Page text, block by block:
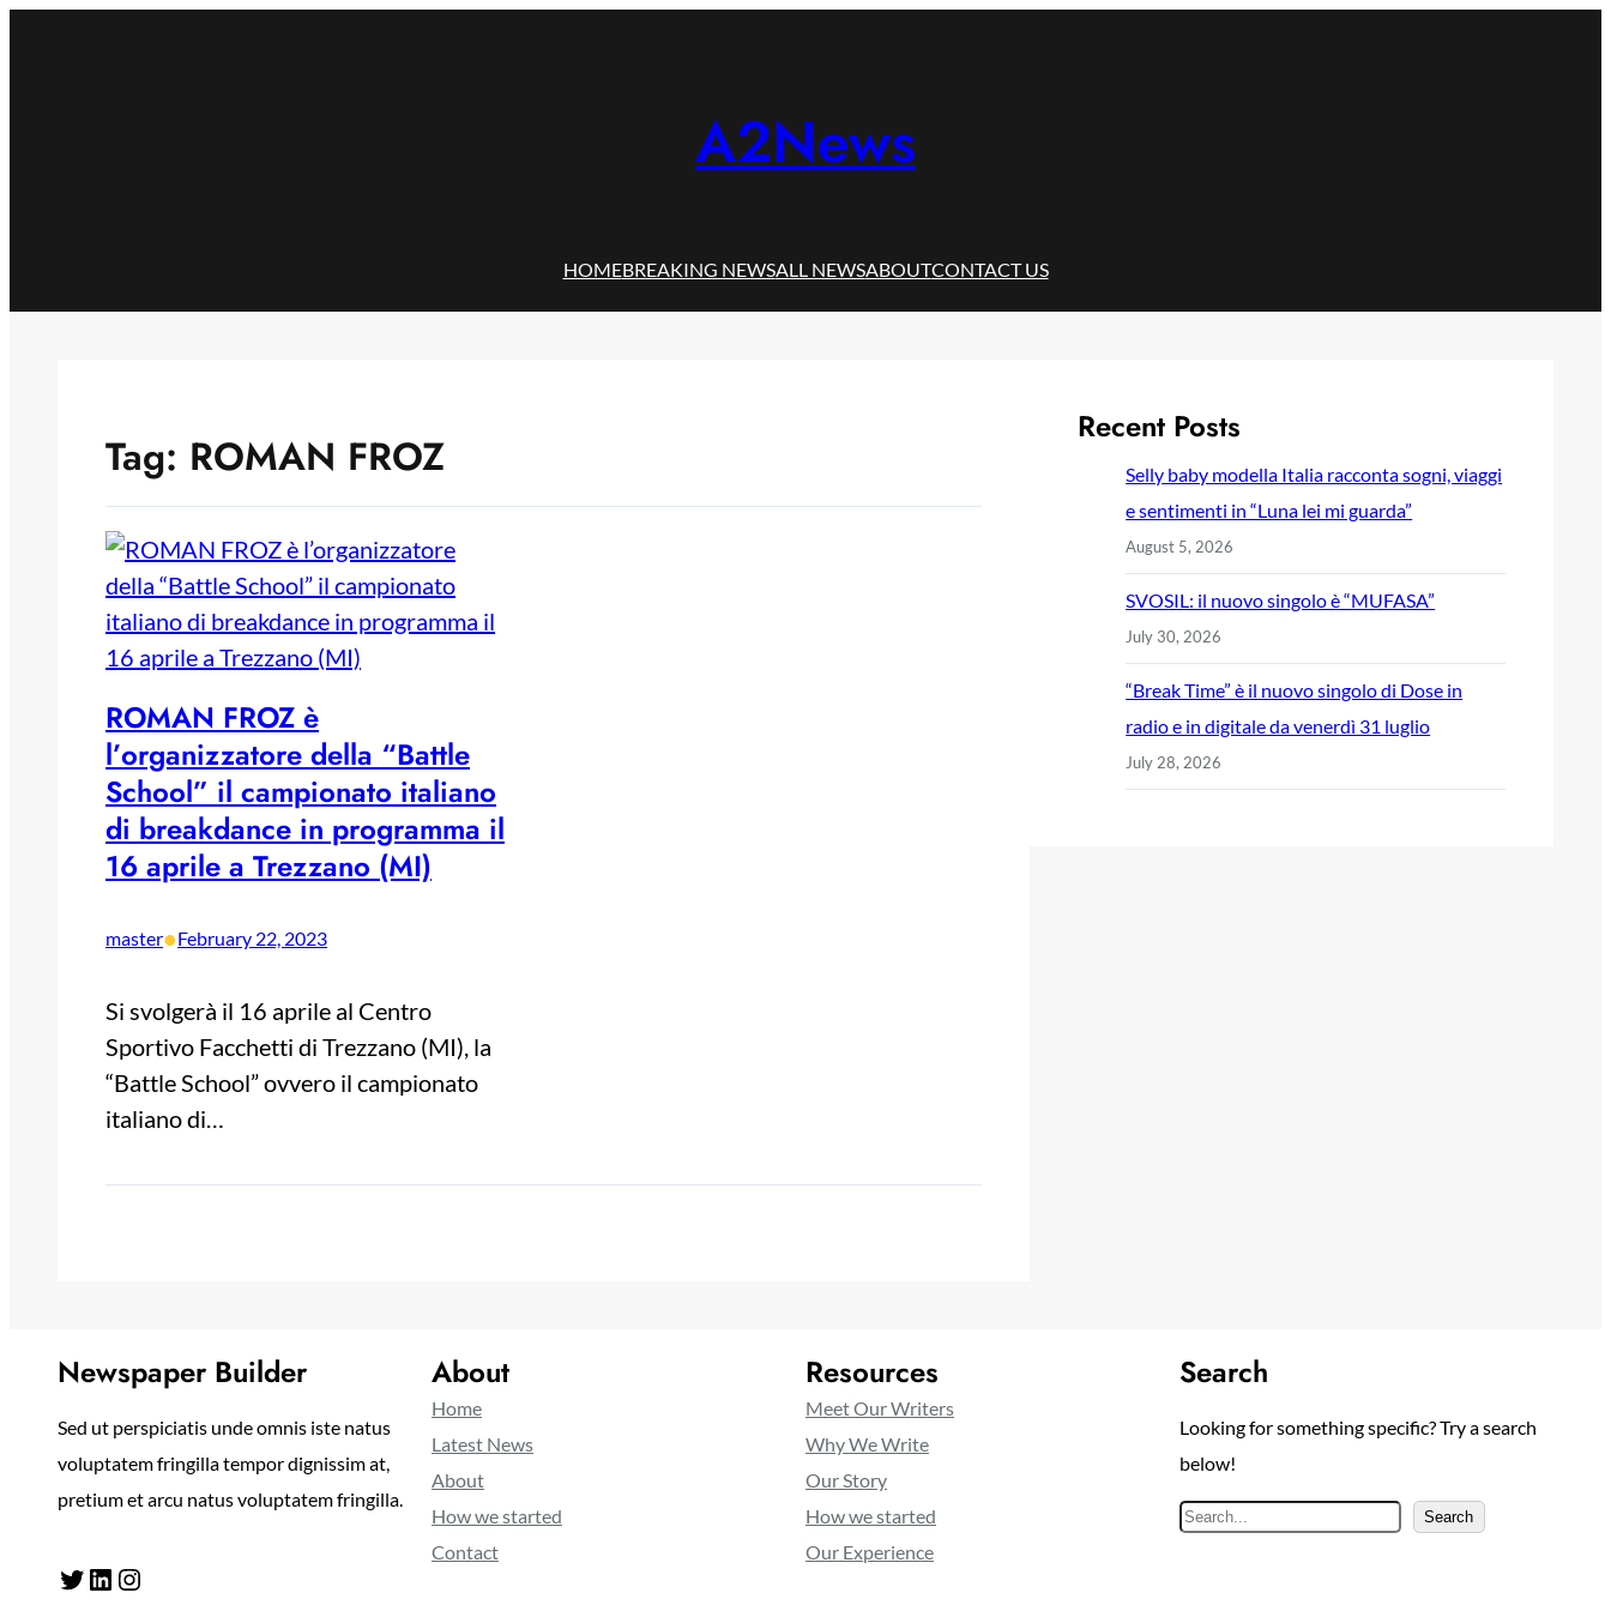
A2News
HOMEBREAKING NEWSALL NEWSABOUTCONTACT US
Tag: ROMAN FROZ
ROMAN FROZ è
l’organizzatore della “Battle
School” il campionato italiano
di breakdance in programma il
16 aprile a Trezzano (MI)
master•February 22, 2023
Si svolgerà il 16 aprile al Centro
Sportivo Facchetti di Trezzano (MI), la
“Battle School” ovvero il campionato
italiano di…
Recent Posts
Selly baby modella Italia racconta sogni, viaggi
e sentimenti in “Luna lei mi guarda”
August 5, 2026
SVOSIL: il nuovo singolo è “MUFASA”
July 30, 2026
“Break Time” è il nuovo singolo di Dose in
radio e in digitale da venerdì 31 luglio
July 28, 2026
Newspaper Builder
Sed ut perspiciatis unde omnis iste natus
voluptatem fringilla tempor dignissim at,
pretium et arcu natus voluptatem fringilla.
Twitter LinkedIn Instagram
About
Home
Latest News
About
How we started
Contact
Resources
Meet Our Writers
Why We Write
Our Story
How we started
Our Experience
Search
Looking for something specific? Try a search
below!
S
Search